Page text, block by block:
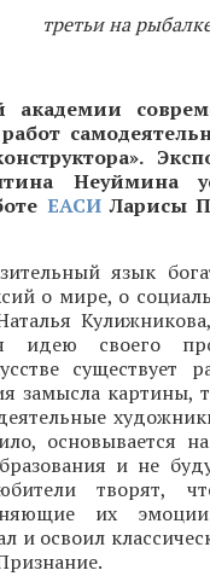
третьи на
академии
Неуймина
ЕАСИЛарисы
язык
о мире, о
идею своего
существует
замысла картины,
основывается
и не
творят,
их
и освоил